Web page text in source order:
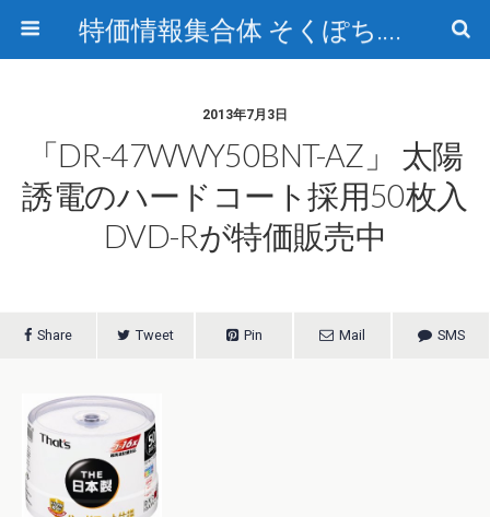
特価情報集合体 そくぽち.com
2013年7月3日
「DR-47WWY50BNT-AZ」 太陽
誘電のハードコート採用50枚入
DVD-Rが特価販売中
Share Tweet Pin Mail SMS